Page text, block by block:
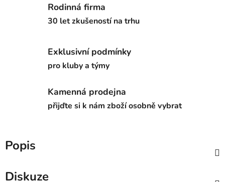
Rodinná firma
30 let zkušeností na trhu
Exklusivní podmínky
pro kluby a týmy
Kamenná prodejna
přijďte si k nám zboží osobně vybrat
Popis
Diskuze